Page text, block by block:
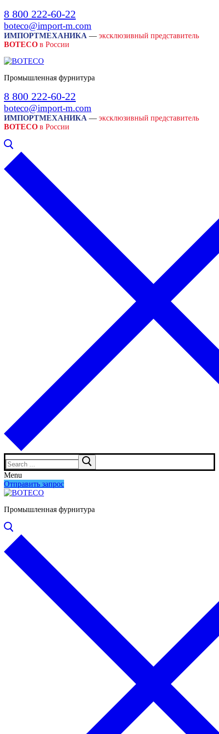
Skip
to
content
Menu
Close
8 800 222-60-22
boteco@import-m.com
ИМПОРТМЕХАНИКА — эксклюзивный представитель
BOTECO в России
Промышленная фурнитура
8 800 222-60-22
boteco@import-m.com
ИМПОРТМЕХАНИКА — эксклюзивный представитель
BOTECO в России
Search
for:
Menu
Отправить запрос
Промышленная фурнитура